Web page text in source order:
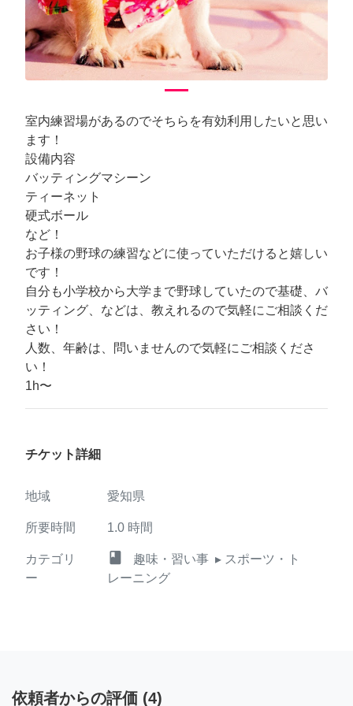
室内練習場があるのでそちらを有効利用したいと思い
ます！
設備内容
バッティングマシーン
ティーネット
硬式ボール
など！
お子様の野球の練習などに使っていただけると嬉しい
です！
自分も小学校から大学まで野球していたので基礎、バ
ッティング、などは、教えれるので気軽にご相談くだ
さい！
人数、年齢は、問いませんので気軽にご相談くださ
い！
1h〜
チケット詳細
地域 愛知県
所要時間 1.0 時間
カテゴリ
ー
class 趣味・習い事 ▸ スポーツ・ト
レーニング
依頼者からの評価 (4)